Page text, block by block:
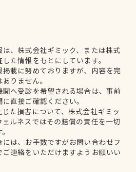
、株式会社ギミック、または株式
た情報をもとにしています。
載に努めておりますが、内容を完
りません。
へ受診を希望される場合は、事前
直接ご確認ください。
た損害について、株式会社ギミッ
ルネスではその賠償の責任を一切
は、お手数ですがお問い合わせフ
連絡をいただけますようお願いい